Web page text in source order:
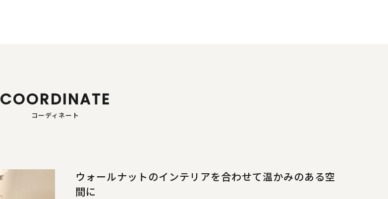
COORDINATE
コーディネート
ウォールナットのインテリアを合わせて温かみのある空
間に